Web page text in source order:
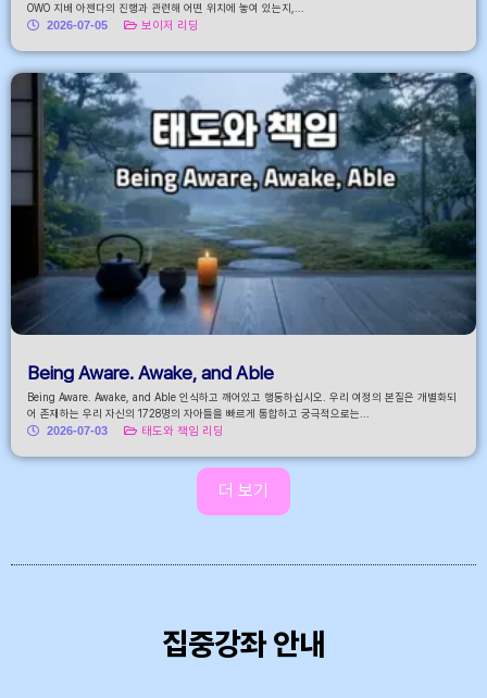
OWO 지배 아젠다의 진행과 관련해 어떤 위치에 놓여 있는지,...
2026-07-05
보이저 리딩
Being Aware. Awake, and Able
Being Aware. Awake, and Able 인식하고 깨어있고 행동하십시오. 우리 여정의 본질은 개별화되
어 존재하는 우리 자신의 1728명의 자아들을 빠르게 통합하고 궁극적으로는...
2026-07-03
태도와 책임 리딩
더 보기
집중강좌 안내